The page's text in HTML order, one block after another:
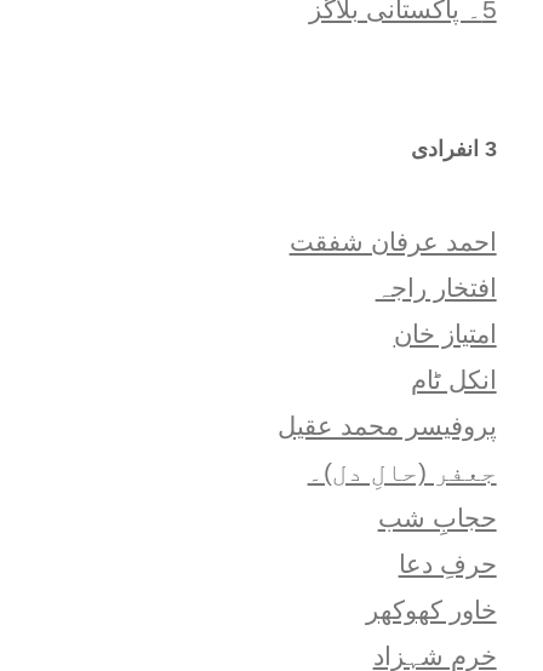
5۔ پاکستانی بلاگز
3 انفرادی
احمد عرفان شفقت
افتخار راجہ
امتياز خان
انکل ٹام
پروفیسر محمد عقیل
جعفر (حالِ دل)۔
حجابِ شب
حرفِ دعا
خاور کھوکھر
خرم شہزاد